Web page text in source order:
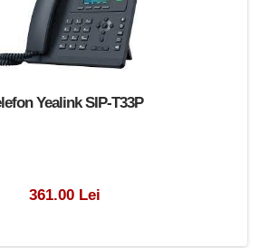
Yealink SIP-T33P
361.00 Lei